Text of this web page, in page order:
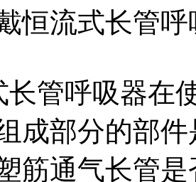
恒流式长管
管呼吸器在
成部分的部
筋通气长管